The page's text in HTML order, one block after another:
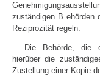
zuständigen B ehörden
Reziprozität regeln.
Die Behörde, die
hierūber die
Zustellung einer Kopie